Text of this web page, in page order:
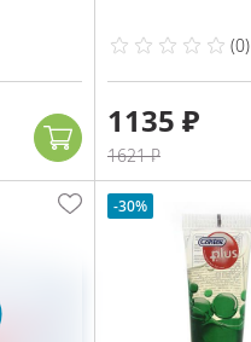
(0)
1135 ₽
1621 ₽
-30%